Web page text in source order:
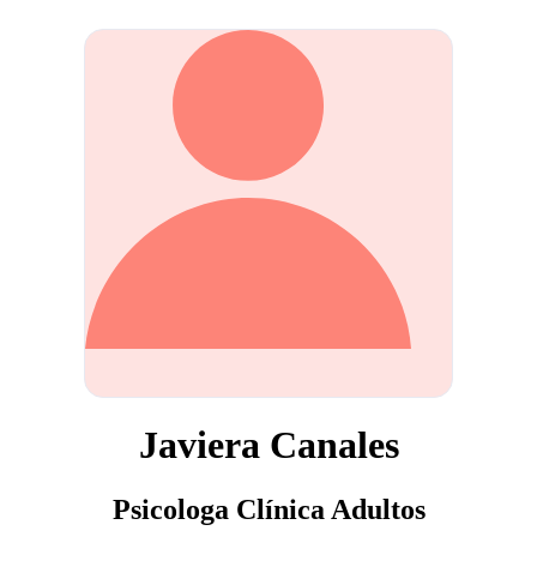
Javiera Canales
Psicologa Clínica Adultos